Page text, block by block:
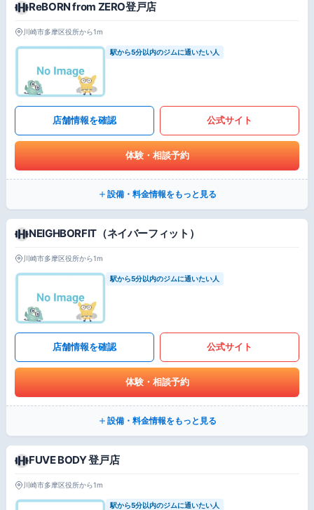
ReBORN from ZERO登戸店
川崎市多摩区役所から1m
駅から5分以内のジムに通いたい人
店舗情報を確認 公式サイト
体験・相談予約
設備・料金情報をもっと見る
NEIGHBORFIT（ネイバーフィット）
川崎市多摩区役所から1m
駅から5分以内のジムに通いたい人
店舗情報を確認 公式サイト
体験・相談予約
設備・料金情報をもっと見る
FUVE BODY 登戸店
川崎市多摩区役所から1m
駅から5分以内のジムに通いたい人